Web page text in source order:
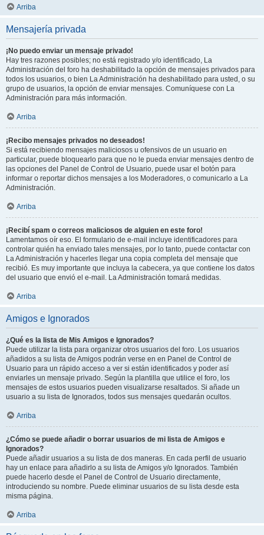
Arriba
Mensajería privada
¡No puedo enviar un mensaje privado!
Hay tres razones posibles; no está registrado y/o identificado, La
Administración del foro ha deshabilitado la opción de mensajes privados para
todos los usuarios, o bien La Administración ha deshabilitado para usted, o su
grupo de usuarios, la opción de enviar mensajes. Comuníquese con La
Administración para más información.
Arriba
¡Recibo mensajes privados no deseados!
Si está recibiendo mensajes maliciosos u ofensivos de un usuario en
particular, puede bloquearlo para que no le pueda enviar mensajes dentro de
las opciones del Panel de Control de Usuario, puede usar el botón para
informar o reportar dichos mensajes a los Moderadores, o comunicarlo a La
Administración.
Arriba
¡Recibí spam o correos maliciosos de alguien en este foro!
Lamentamos oír eso. El formulario de e-mail incluye identificadores para
controlar quién ha enviado tales mensajes, por lo tanto, puede contactar con
La Administración y hacerles llegar una copia completa del mensaje que
recibió. Es muy importante que incluya la cabecera, ya que contiene los datos
del usuario que envió el e-mail. La Administración tomará medidas.
Arriba
Amigos e Ignorados
¿Qué es la lista de Mis Amigos e Ignorados?
Puede utilizar la lista para organizar otros usuarios del foro. Los usuarios
añadidos a su lista de Amigos podrán verse en en Panel de Control de
Usuario para un rápido acceso a ver si están identificados y poder así
enviarles un mensaje privado. Según la plantilla que utilice el foro, los
mensajes de estos usuarios pueden visualizarse resaltados. Si añade un
usuario a su lista de Ignorados, todos sus mensajes quedarán ocultos.
Arriba
¿Cómo se puede añadir o borrar usuarios de mi lista de Amigos e
Ignorados?
Puede añadir usuarios a su lista de dos maneras. En cada perfil de usuario
hay un enlace para añadirlo a su lista de Amigos y/o Ignorados. También
puede hacerlo desde el Panel de Control de Usuario directamente,
introduciendo su nombre. Puede eliminar usuarios de su lista desde esta
misma página.
Arriba